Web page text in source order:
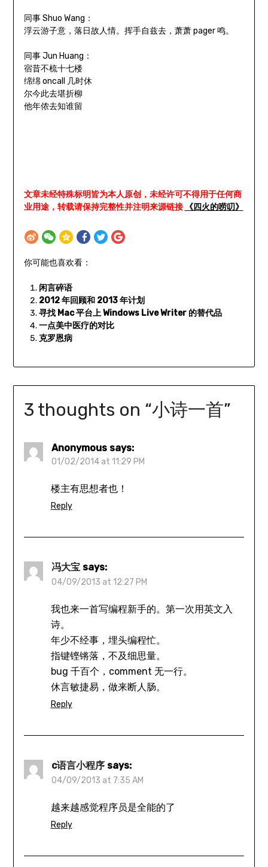
同事 Shuo Wang：
浮云游子意，落日故人情。挥手自兹去，萧萧 pager 鸣。
同事 Jun Huang：
宿昔不梳十七楼
绵绵 oncall 几时休
尔今此去堪折柳
他年侬去知谁留
文章未经特殊标明皆为本人原创，未经许可不得用于任何商
业用途，转载请保持完整性并注明来源链接
《四火的唠叨》
你可能也喜欢看：
闲言碎语
2012 年回顾和 2013 年计划
寻找 Mac 平台上 Windows Live Writer 的替代品
一点美中医疗的对比
克罗恩病
3 thoughts on “小诗一首”
Anonymous says:
01/02/2014 at 11:29 PM
楼主有思想者也！
Reply
冯大宝 says:
04/09/2013 at 12:27 PM
我也来一首写编程新手的。第一次用英文入
诗。
年少不经事，埋头编程忙。
指键铿锵落，不及细思量。
bug 千百个，comment 无一行。
休言敏捷易，做来断人肠。
Reply
c语言小程序 says:
04/09/2013 at 7:35 AM
越来越感觉程序员是全能的了
Reply